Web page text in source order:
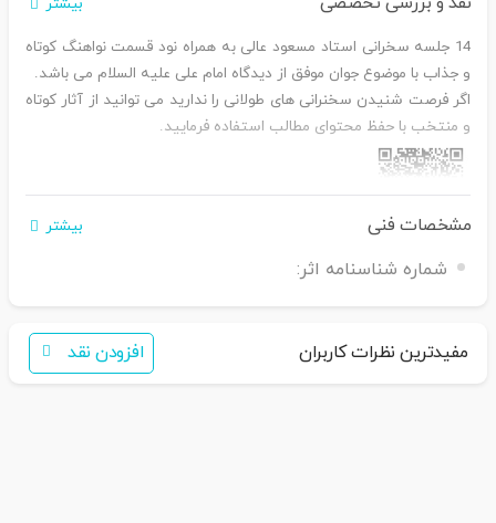
بیشتر
14 جلسه سخرانی استاد مسعود عالی به همراه نود قسمت نواهنگ کوتاه
و جذاب با موضوع جوان موفق از دیدگاه امام علی علیه السلام می باشد.
اگر فرصت شنیدن سخنرانی های طولانی را ندارید می توانید از آثار کوتاه
و منتخب با حفظ محتوای مطالب استفاده فرمایید.
فقط کافی است نام محصولرا به سامانه
مشخصات فنی بیشتر
شماره شناسنامه اثر:
مفیدترین نظرات کاربران افزودن نقد